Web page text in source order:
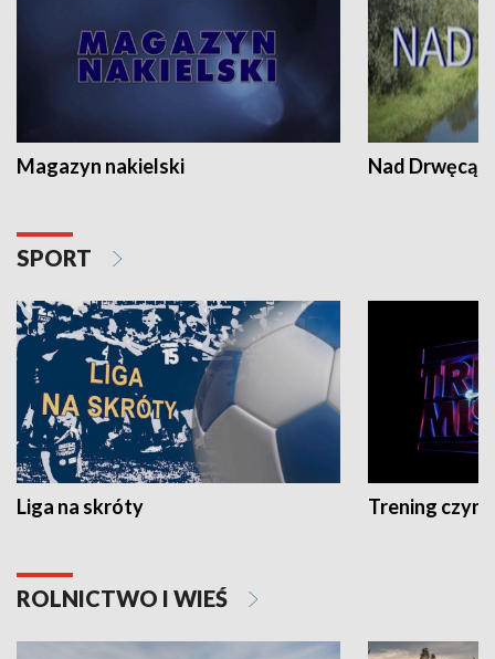
Magazyn nakielski Nad Drwęcą
SPORT
Liga na skróty Trening czyni
ROLNICTWO I WIEŚ